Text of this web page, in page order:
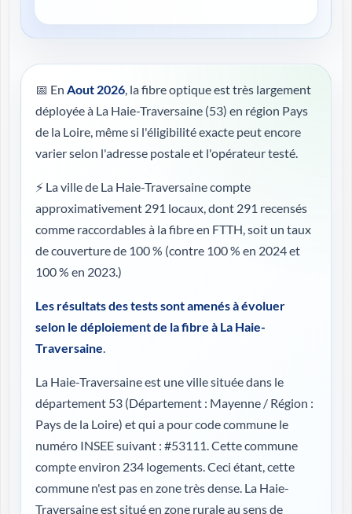
📅 En Aout 2026, la fibre optique est très largement
déployée à La Haie-Traversaine (53) en région Pays
de la Loire, même si l'éligibilité exacte peut encore
varier selon l'adresse postale et l'opérateur testé.
⚡ La ville de La Haie-Traversaine compte
approximativement 291 locaux, dont 291 recensés
comme raccordables à la fibre en FTTH, soit un taux
de couverture de 100 % (contre 100 % en 2024 et
100 % en 2023.)
Les résultats des tests sont amenés à évoluer
selon le déploiement de la fibre à La Haie-
Traversaine.
La Haie-Traversaine est une ville située dans le
département 53 (Département : Mayenne / Région :
Pays de la Loire) et qui a pour code commune le
numéro INSEE suivant : #53111. Cette commune
compte environ 234 logements. Ceci étant, cette
commune n'est pas en zone très dense. La Haie-
Traversaine est situé en zone rurale au sens de